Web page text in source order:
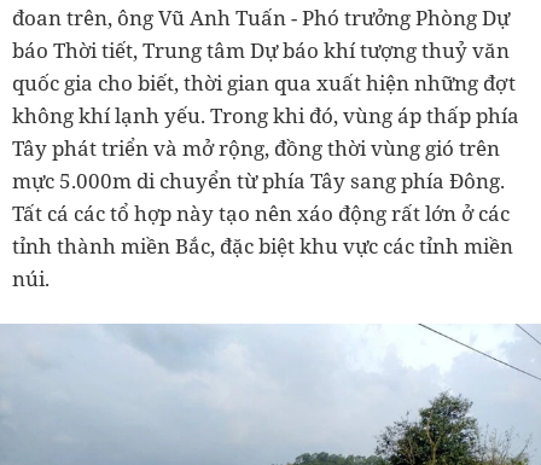
đoan trên, ông Vũ Anh Tuấn - Phó trưởng Phòng Dự
báo Thời tiết, Trung tâm Dự báo khí tượng thuỷ văn
quốc gia cho biết, thời gian qua xuất hiện những đợt
không khí lạnh yếu. Trong khi đó, vùng áp thấp phía
Tây phát triển và mở rộng, đồng thời vùng gió trên
mực 5.000m di chuyển từ phía Tây sang phía Đông.
Tất cá các tổ hợp này tạo nên xáo động rất lớn ở các
tỉnh thành miền Bắc, đặc biệt khu vực các tỉnh miền
núi.